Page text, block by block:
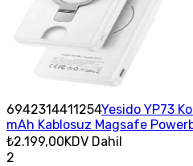
6942314411254Yesido YP73
mAh Kablosuz Magsafe
₺2.199,00KDV Dahil
2